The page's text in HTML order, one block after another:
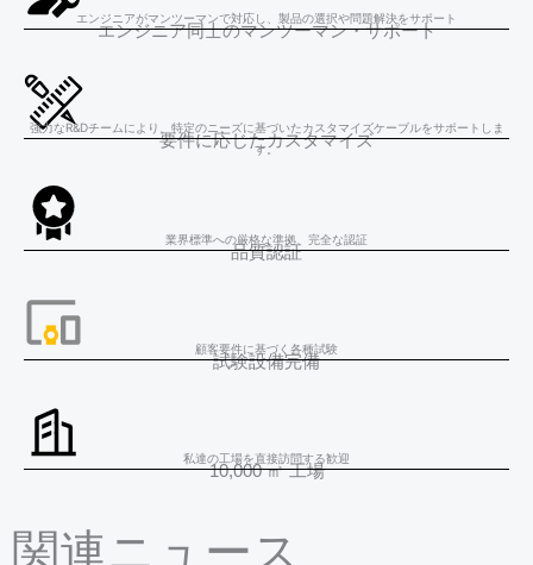
エンジニア同士のマンツーマン・サポート
エンジニアがマンツーマンで対応し、製品の選択や問題解決をサポート
要件に応じたカスタマイズ
強力なR&Dチームにより、特定のニーズに基づいたカスタマイズケーブルをサポートしま
す。
品質認証
業界標準への厳格な準拠、完全な認証
試験設備完備
顧客要件に基づく各種試験
10,000 ㎡ 工場
私達の工場を直接訪問する歓迎
関連ニュース